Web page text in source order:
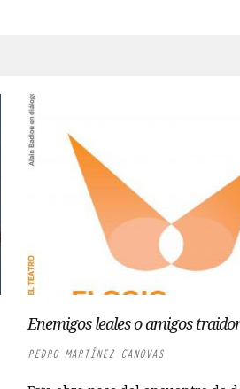
Enemigos leales o amigos
PEDRO MARTÍNEZ CANOVAS